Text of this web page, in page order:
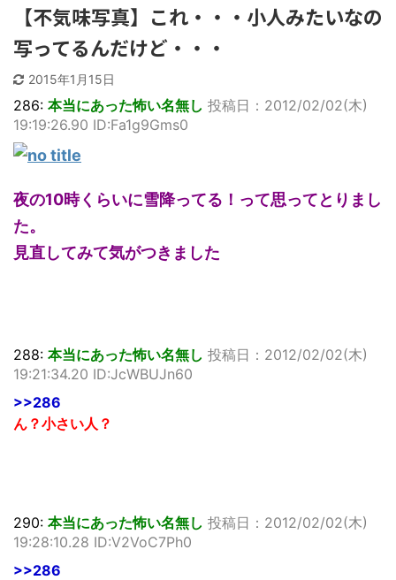
【不気味写真】これ・・・小人みたいなの
写ってるんだけど・・・
2015年1月15日
286: 本当にあった怖い名無し 投稿日：2012/02/02(木)
19:19:26.90 ID:Fa1g9Gms0
夜の10時くらいに雪降ってる！って思ってとりまし
た。
見直してみて気がつきました
288: 本当にあった怖い名無し 投稿日：2012/02/02(木)
19:21:34.20 ID:JcWBUJn60
>>286
ん？小さい人？
290: 本当にあった怖い名無し 投稿日：2012/02/02(木)
19:28:10.28 ID:V2VoC7Ph0
>>286